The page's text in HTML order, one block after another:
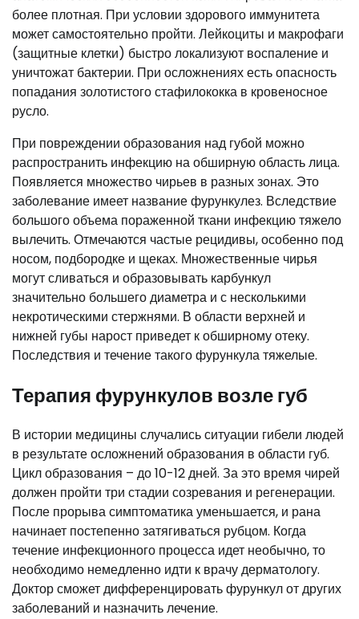
более плотная. При условии здорового иммунитета
может самостоятельно пройти. Лейкоциты и макрофаги
(защитные клетки) быстро локализуют воспаление и
уничтожат бактерии. При осложнениях есть опасность
попадания золотистого стафилококка в кровеносное
русло.
При повреждении образования над губой можно
распространить инфекцию на обширную область лица.
Появляется множество чирьев в разных зонах. Это
заболевание имеет название фурункулез. Вследствие
большого объема пораженной ткани инфекцию тяжело
вылечить. Отмечаются частые рецидивы, особенно под
носом, подбородке и щеках. Множественные чирья
могут сливаться и образовывать карбункул
значительно большего диаметра и с несколькими
некротическими стержнями. В области верхней и
нижней губы нарост приведет к обширному отеку.
Последствия и течение такого фурункула тяжелые.
Терапия фурункулов возле губ
В истории медицины случались ситуации гибели людей
в результате осложнений образования в области губ.
Цикл образования – до 10-12 дней. За это время чирей
должен пройти три стадии созревания и регенерации.
После прорыва симптоматика уменьшается, и рана
начинает постепенно затягиваться рубцом. Когда
течение инфекционного процесса идет необычно, то
необходимо немедленно идти к врачу дерматологу.
Доктор сможет дифференцировать фурункул от других
заболеваний и назначить лечение.